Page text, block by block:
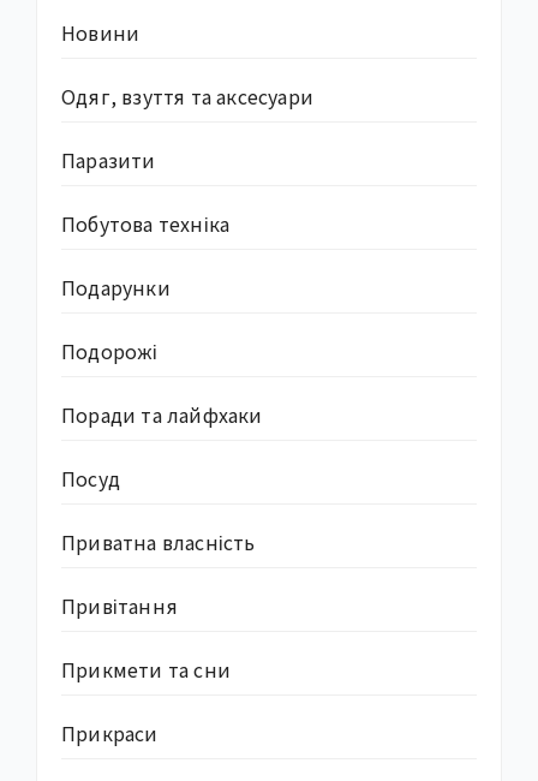
Новини
Одяг, взуття та аксесуари
Паразити
Побутова техніка
Подарунки
Подорожі
Поради та лайфхаки
Посуд
Приватна власність
Привітання
Прикмети та сни
Прикраси